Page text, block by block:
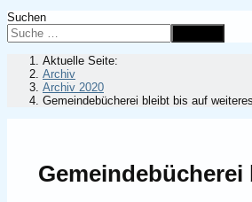
Suchen
Aktuelle Seite:
Archiv
Archiv 2020
Gemeindebücherei bleibt bis auf